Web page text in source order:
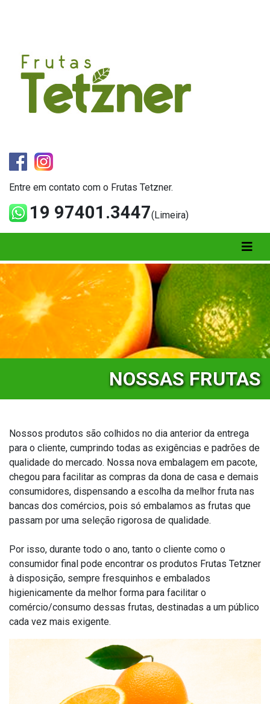
Entre em contato com o Frutas Tetzner.
19 97401.3447(Limeira)
NOSSAS FRUTAS
Nossos produtos são colhidos no dia anterior da entrega
para o cliente, cumprindo todas as exigências e padrões de
qualidade do mercado. Nossa nova embalagem em pacote,
chegou para facilitar as compras da dona de casa e demais
consumidores, dispensando a escolha da melhor fruta nas
bancas dos comércios, pois só embalamos as frutas que
passam por uma seleção rigorosa de qualidade.
Por isso, durante todo o ano, tanto o cliente como o
consumidor final pode encontrar os produtos Frutas Tetzner
à disposição, sempre fresquinhos e embalados
higienicamente da melhor forma para facilitar o
comércio/consumo dessas frutas, destinadas a um público
cada vez mais exigente.